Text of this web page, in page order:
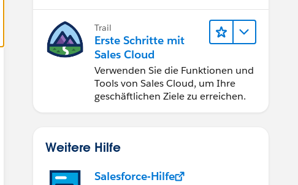
Trail
Erste Schritte mit
Sales Cloud
Verwenden Sie die Funktionen und
Tools von Sales Cloud, um Ihre
geschäftlichen Ziele zu erreichen.
Weitere Hilfe
Salesforce-Hilfe